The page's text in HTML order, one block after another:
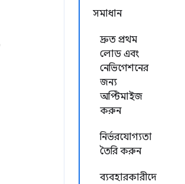
সমাধান
দ্রুত প্রথম
লোড এবং
নেভিগেশনের
জন্য
অপ্টিমাইজ
করুন
নির্ভরযোগ্যতা
তৈরি করুন
ব্যবহারকারীদে